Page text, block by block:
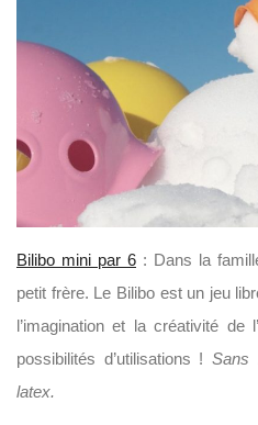
Bilibo mini par 6 : Dans la
petit frère. Le Bilibo est un jeu
l’imagination et la créativité de
possibilités d’utilisations ! Sans
latex.